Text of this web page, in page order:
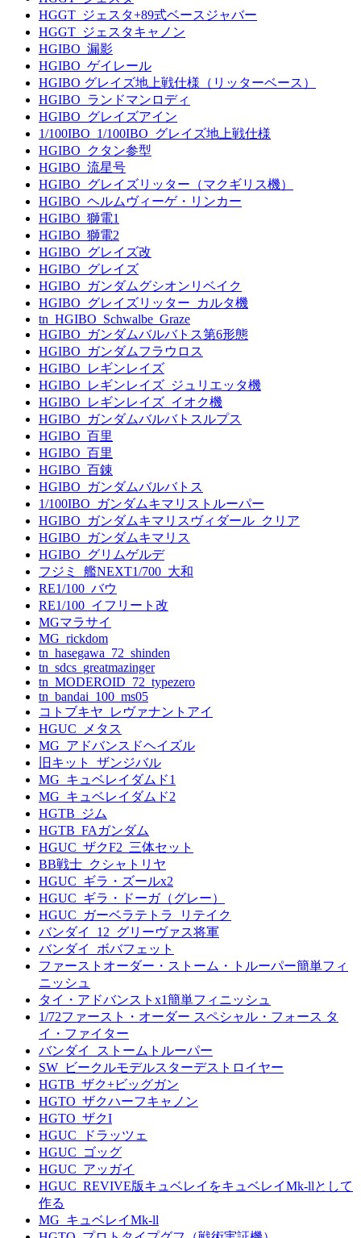
HGGT_ジェスタ+89式ベースジャバー
HGGT_ジェスタキャノン
HGIBO_漏影
HGIBO_ゲイレール
HGIBO グレイズ地上戦仕様（リッターベース）
HGIBO_ランドマンロディ
HGIBO_グレイズアイン
1/100IBO_1/100IBO_グレイズ地上戦仕様
HGIBO_クタン参型
HGIBO_流星号
HGIBO_グレイズリッター（マクギリス機）
HGIBO_ヘルムヴィーゲ・リンカー
HGIBO_獅電1
HGIBO_獅電2
HGIBO_グレイズ改
HGIBO_グレイズ
HGIBO_ガンダムグシオンリベイク
HGIBO_グレイズリッター_カルタ機
tn_HGIBO_Schwalbe_Graze
HGIBO_ガンダムバルバトス第6形態
HGIBO_ガンダムフラウロス
HGIBO_レギンレイズ
HGIBO_レギンレイズ_ジュリエッタ機
HGIBO_レギンレイズ_イオク機
HGIBO_ガンダムバルバトスルプス
HGIBO_百里
HGIBO_百里
HGIBO_百錬
HGIBO_ガンダムバルバトス
1/100IBO_ガンダムキマリストルーパー
HGIBO_ガンダムキマリスヴィダール_クリア
HGIBO_ガンダムキマリス
HGIBO_グリムゲルデ
フジミ_艦NEXT1/700_大和
RE1/100_バウ
RE1/100_イフリート改
MGマラサイ
MG_rickdom
tn_hasegawa_72_shinden
tn_sdcs_greatmazinger
tn_MODEROID_72_typezero
tn_bandai_100_ms05
コトブキヤ_レヴァナントアイ
HGUC_メタス
MG_アドバンスドヘイズル
旧キット_ザンジバル
MG_キュベレイダムド1
MG_キュベレイダムド2
HGTB_ジム
HGTB_FAガンダム
HGUC_ザクF2_三体セット
BB戦士_クシャトリヤ
HGUC_ギラ・ズールx2
HGUC_ギラ・ドーガ（グレー）
HGUC_ガーベラテトラ_リテイク
バンダイ_12_グリーヴァス将軍
バンダイ_ボバフェット
ファーストオーダー・ストーム・トルーパー簡単フィ
ニッシュ
タイ・アドバンストx1簡単フィニッシュ
1/72ファースト・オーダー スペシャル・フォース タ
イ・ファイター
バンダイ_ストームトルーパー
SW_ビークルモデルスターデストロイヤー
HGTB_ザク+ビッグガン
HGTO_ザクハーフキャノン
HGTO_ザクI
HGUC_ドラッツェ
HGUC_ゴッグ
HGUC_アッガイ
HGUC_REVIVE版キュベレイをキュベレイMk-llとして
作る
MG_キュベレイMk-ll